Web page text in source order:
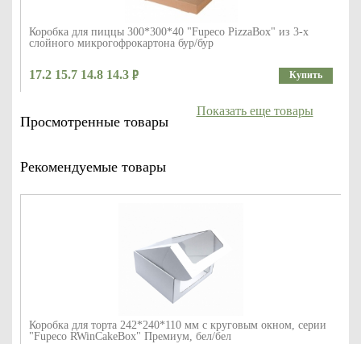
Коробка для пиццы 300*300*40 "Fupeco PizzaBox" из 3-х
слойного микрогофрокартона бур/бур
17.2 15.7 14.8 14.3 Купить
Просмотренные товары
Рекомендуемые товары
Коробка для торта 242*240*110 мм с круговым окном, серии
"Fupeco RWinCakeBox" Премиум, бел/бел
Показать еще товары